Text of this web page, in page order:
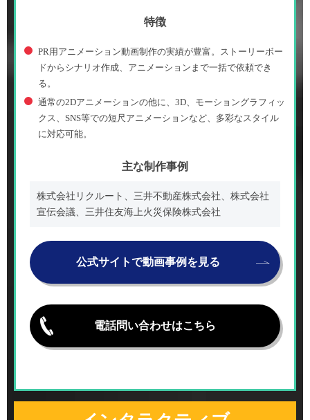
特徴
PR用アニメーション動画制作の実績が豊富。ストーリーボー
ドからシナリオ作成、アニメーションまで一括で依頼でき
る。
通常の2Dアニメーションの他に、3D、モーショングラフィッ
クス、SNS等での短尺アニメーションなど、多彩なスタイル
に対応可能。
主な制作事例
株式会社リクルート、三井不動産株式会社、株式会社
宣伝会議、三井住友海上火災保険株式会社
公式サイトで動画事例を見る
電話問い合わせはこちら